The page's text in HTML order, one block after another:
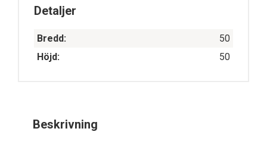
Detaljer
Bredd:
50
Höjd:
50
Beskrivning